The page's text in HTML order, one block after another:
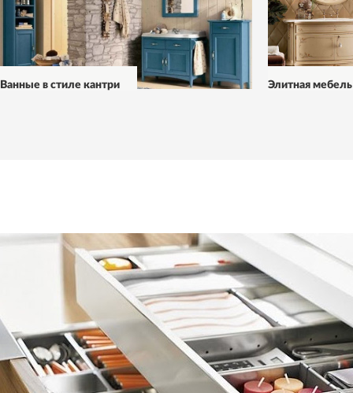
Ванные в стиле кантри Элитная